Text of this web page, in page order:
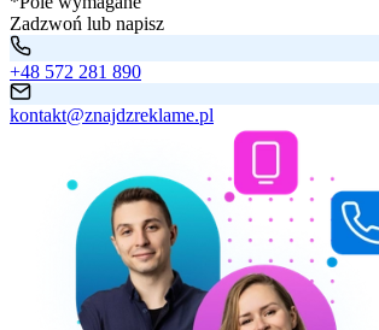
Zadzwoń lub napisz
+48 572 281 890
kontakt@znajdzreklame.pl